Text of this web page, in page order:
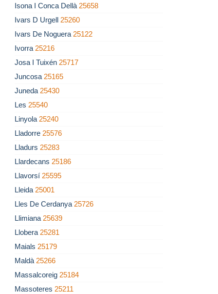
Isona I Conca Dellà 25658
Ivars D Urgell 25260
Ivars De Noguera 25122
Ivorra 25216
Josa I Tuixén 25717
Juncosa 25165
Juneda 25430
Les 25540
Linyola 25240
Lladorre 25576
Lladurs 25283
Llardecans 25186
Llavorsí 25595
Lleida 25001
Lles De Cerdanya 25726
Llimiana 25639
Llobera 25281
Maials 25179
Maldà 25266
Massalcoreig 25184
Massoteres 25211